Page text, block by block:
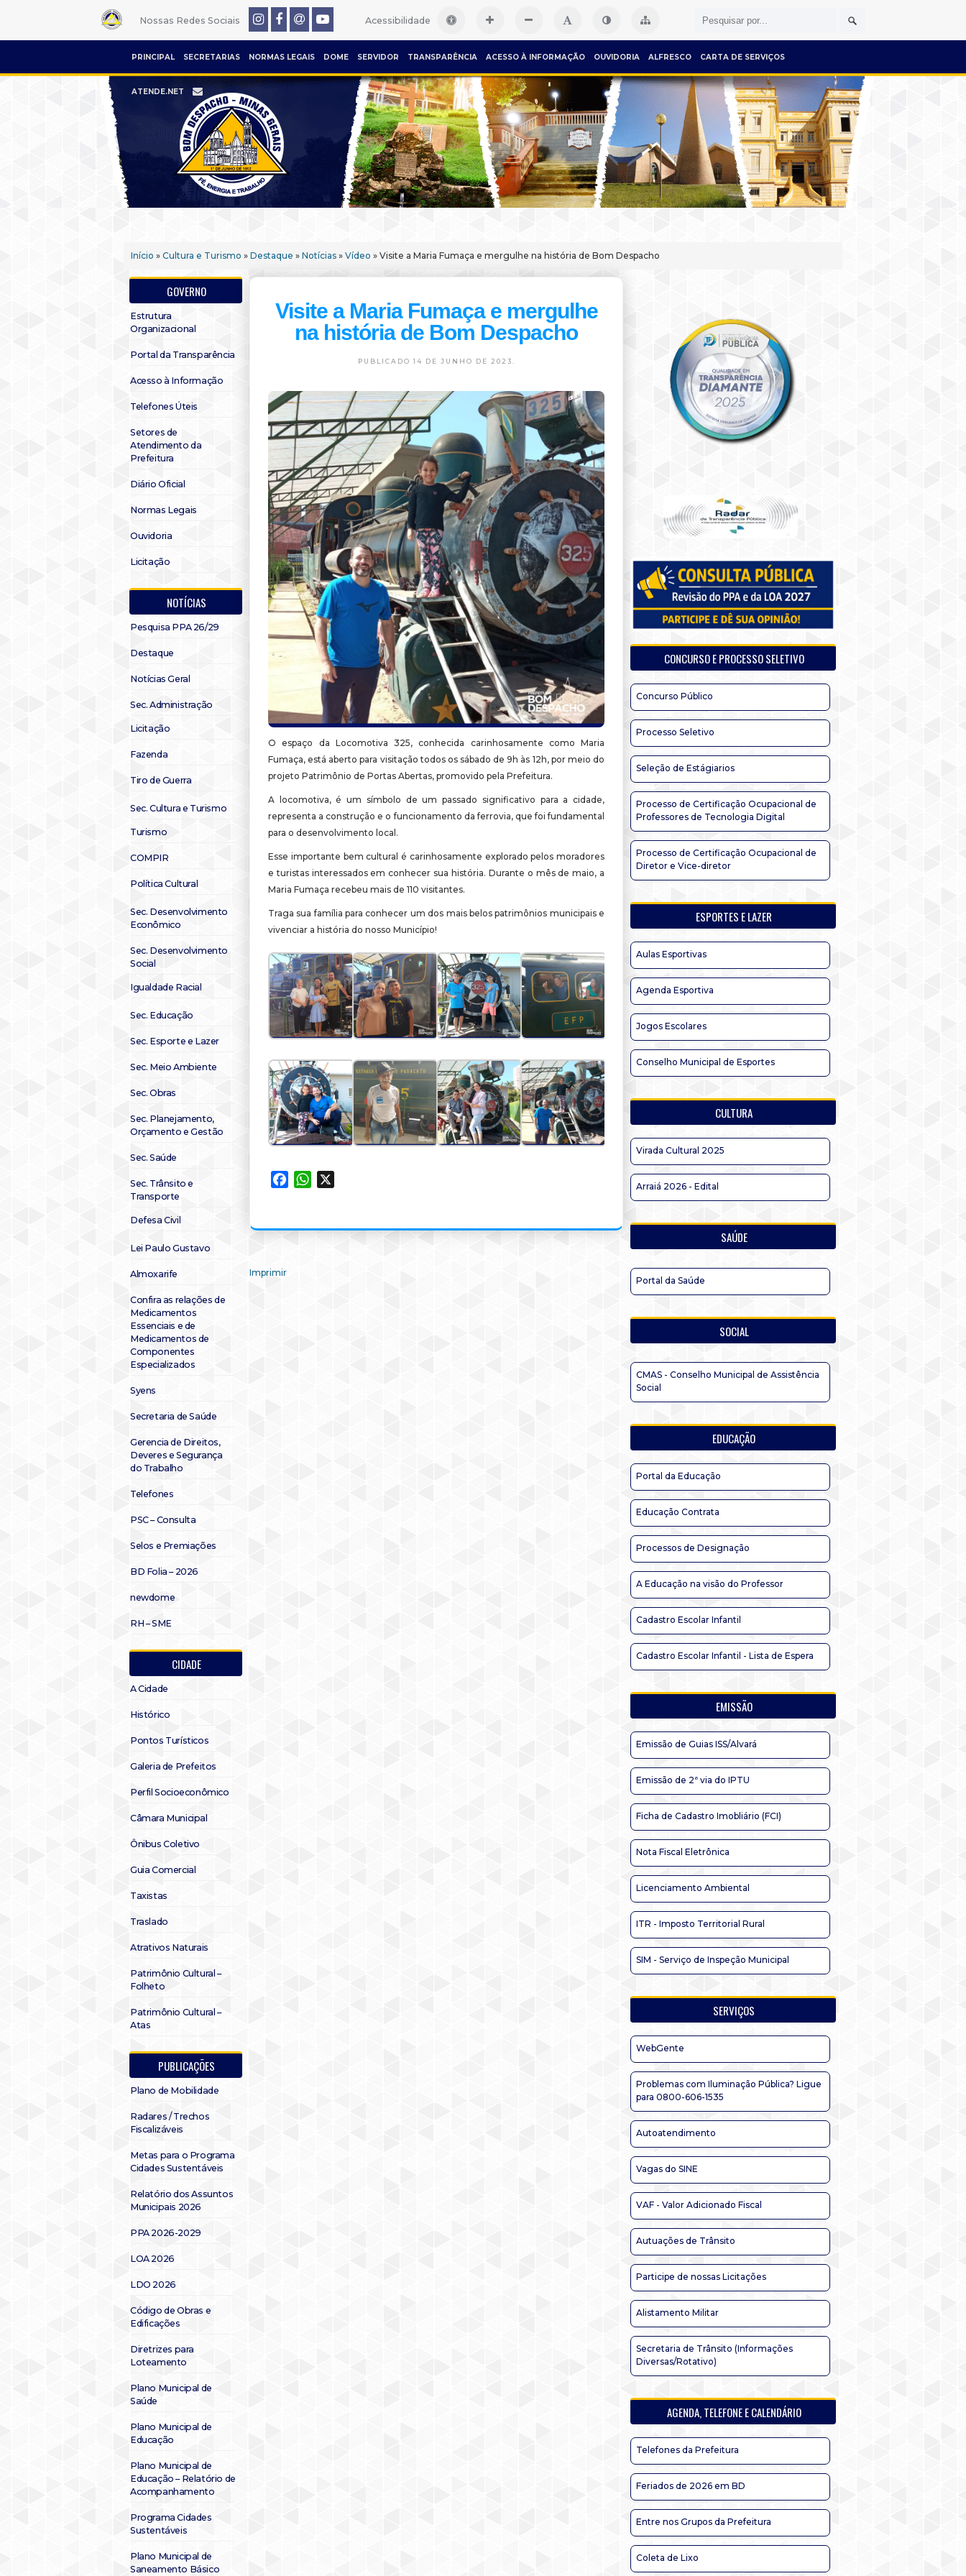
Nossas Redes Sociais Acessibilidade
PRINCIPAL SECRETARIAS NORMAS LEGAIS DOME SERVIDOR TRANSPARÊNCIA ACESSO À INFORMAÇÃO OUVIDORIA ALFRESCO CARTA DE SERVIÇOS
ATENDE.NET
Início » Cultura e Turismo » Destaque » Notícias » Vídeo » Visite a Maria Fumaça e mergulhe na história de Bom Despacho
GOVERNO
Estrutura
Organizacional
Portal da Transparência
Acesso à Informação
Telefones Úteis
Setores de
Atendimento da
Prefeitura
Diário Oficial
Normas Legais
Ouvidoria
Licitação
NOTÍCIAS
Pesquisa PPA 26/29
Destaque
Notícias Geral
Sec. Administração
Licitação
Fazenda
Tiro de Guerra
Sec. Cultura e Turismo
Turismo
COMPIR
Política Cultural
Sec. Desenvolvimento
Econômico
Sec. Desenvolvimento
Social
Igualdade Racial
Sec. Educação
Sec. Esporte e Lazer
Sec. Meio Ambiente
Sec. Obras
Sec. Planejamento,
Orçamento e Gestão
Sec. Saúde
Sec. Trânsito e
Transporte
Defesa Civil
Lei Paulo Gustavo
Almoxarife
Confira as relações de
Medicamentos
Essenciais e de
Medicamentos de
Componentes
Especializados
Syens
Secretaria de Saúde
Gerencia de Direitos,
Deveres e Segurança
do Trabalho
Telefones
PSC – Consulta
Selos e Premiações
BD Folia – 2026
newdome
RH – SME
CIDADE
A Cidade
Histórico
Pontos Turísticos
Galeria de Prefeitos
Perfil Socioeconômico
Câmara Municipal
Ônibus Coletivo
Guia Comercial
Taxistas
Traslado
Atrativos Naturais
Patrimônio Cultural –
Folheto
Patrimônio Cultural –
Atas
PUBLICAÇÕES
Plano de Mobilidade
Radares / Trechos
Fiscalizáveis
Metas para o Programa
Cidades Sustentáveis
Relatório dos Assuntos
Municipais 2026
PPA 2026-2029
LOA 2026
LDO 2026
Código de Obras e
Edificações
Diretrizes para
Loteamento
Plano Municipal de
Saúde
Plano Municipal de
Educação
Plano Municipal de
Educação – Relatório de
Acompanhamento
Programa Cidades
Sustentáveis
Plano Municipal de
Saneamento Básico
Visite a Maria Fumaça e mergulhe
na história de Bom Despacho
PUBLICADO 14 DE JUNHO DE 2023.
O espaço da Locomotiva 325, conhecida carinhosamente como Maria
Fumaça, está aberto para visitação todos os sábado de 9h às 12h, por meio do
projeto Patrimônio de Portas Abertas, promovido pela Prefeitura.
A locomotiva, é um símbolo de um passado significativo para a cidade,
representa a construção e o funcionamento da ferrovia, que foi fundamental
para o desenvolvimento local.
Esse importante bem cultural é carinhosamente explorado pelos moradores
e turistas interessados em conhecer sua história. Durante o mês de maio, a
Maria Fumaça recebeu mais de 110 visitantes.
Traga sua família para conhecer um dos mais belos patrimônios municipais e
vivenciar a história do nosso Município!
FacebookWhatsApp
Imprimir
CONCURSO E PROCESSO SELETIVO
Concurso Público
Processo Seletivo
Seleção de Estágiarios
Processo de Certificação Ocupacional de
Professores de Tecnologia Digital
Processo de Certificação Ocupacional de
Diretor e Vice-diretor
ESPORTES E LAZER
Aulas Esportivas
Agenda Esportiva
Jogos Escolares
Conselho Municipal de Esportes
CULTURA
Virada Cultural 2025
Arraiá 2026 - Edital
SAÚDE
Portal da Saúde
SOCIAL
CMAS - Conselho Municipal de Assistência
Social
EDUCAÇÃO
Portal da Educação
Educação Contrata
Processos de Designação
A Educação na visão do Professor
Cadastro Escolar Infantil
Cadastro Escolar Infantil - Lista de Espera
EMISSÃO
Emissão de Guias ISS/Alvará
Emissão de 2ª via do IPTU
Ficha de Cadastro Imobliário (FCI)
Nota Fiscal Eletrônica
Licenciamento Ambiental
ITR - Imposto Territorial Rural
SIM - Serviço de Inspeção Municipal
SERVIÇOS
WebGente
Problemas com Iluminação Pública? Ligue
para 0800-606-1535
Autoatendimento
Vagas do SINE
VAF - Valor Adicionado Fiscal
Autuações de Trânsito
Participe de nossas Licitações
Alistamento Militar
Secretaria de Trânsito (Informações
Diversas/Rotativo)
AGENDA, TELEFONE E CALENDÁRIO
Telefones da Prefeitura
Feriados de 2026 em BD
Entre nos Grupos da Prefeitura
Coleta de Lixo